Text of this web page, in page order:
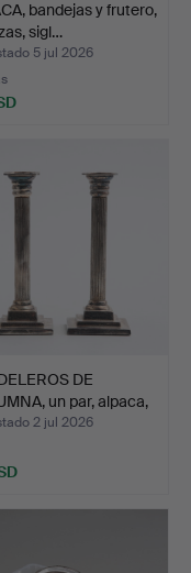
bandejas y frutero,
sigl…
5 jul 2026
DE
un par, alpaca,
2 jul 2026